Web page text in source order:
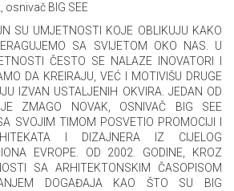
osnivač BIG SEE
SU UMJETNOSTI KOJE OBLIKUJU KAKO
SA SVIJETOM OKO NAS. U
ČESTO SE NALAZE INOVATORI I
DA KREIRAJU, VEĆ I MOTIVIŠU DRUGE
IZVAN USTALJENIH OKVIRA. JEDAN OD
ZMAGO NOVAK, OSNIVAČ BIG SEE
SVOJIM TIMOM POSVETIO PROMOCIJI I
I DIZAJNERA IZ CIJELOG
EVROPE. OD 2002. GODINE, KROZ
SA ARHITEKTONSKIM ČASOPISOM
DOGAĐAJA KAO ŠTO SU BIG